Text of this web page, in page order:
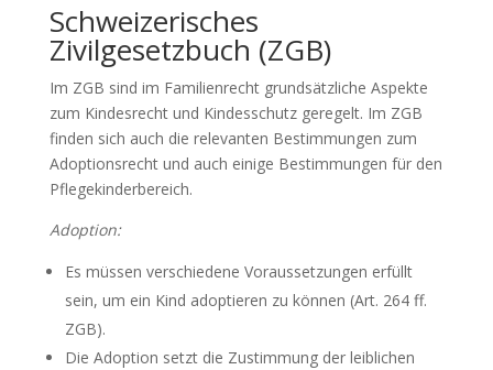
Schweizerisches
Zivilgesetzbuch (ZGB)
Im ZGB sind im Familienrecht grundsätzliche Aspekte
zum Kindesrecht und Kindesschutz geregelt. Im ZGB
finden sich auch die relevanten Bestimmungen zum
Adoptionsrecht und auch einige Bestimmungen für den
Pflegekinderbereich.
Adoption:
Es müssen verschiedene Voraussetzungen erfüllt
sein, um ein Kind adoptieren zu können (Art. 264 ff.
ZGB).
Die Adoption setzt die Zustimmung der leiblichen